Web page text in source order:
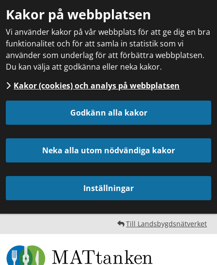
Kakor på webbplatsen
Vi använder kakor på vår webbplats för att ge dig en bra
funktionalitet och för att samla in statistik som vi
använder som underlag för att förbättra webbplatsen.
Du kan välja att godkänna eller neka kakor.
Kakor (cookies) och analys på webbplatsen
Godkänn alla kakor
Neka alla utom nödvändiga kakor
Inställningar
Till Landsbygdsnätverket